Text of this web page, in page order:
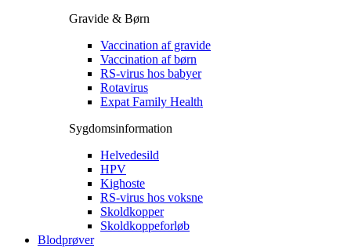
Gravide & Børn
Vaccination af gravide
Vaccination af børn
RS-virus hos babyer
Rotavirus
Expat Family Health
Sygdomsinformation
Helvedesild
HPV
Kighoste
RS-virus hos voksne
Skoldkopper
Skoldkoppeforløb
Blodprøver